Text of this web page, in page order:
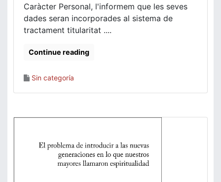
Caràcter Personal, l'informem que les seves
dades seran incorporades al sistema de
tractament titularitat ....
Continue reading
Sin categoría